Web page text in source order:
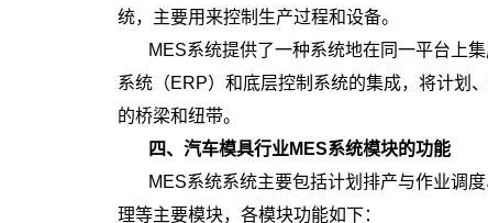
统，主要用来控制生产过程和设备。
MES系统提供了一种系统地在同一平台上
系统（ERP）和底层控制系统的集成，将计划
的桥梁和纽带。
四、汽车模具行业MES系统模块的功能
MES系统系统主要包括计划排产与作业调
理等主要模块，各模块功能如下：